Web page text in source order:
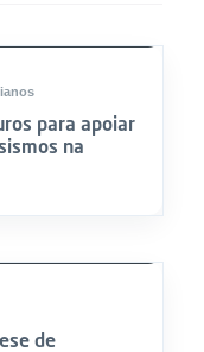
para apoiar
na
de